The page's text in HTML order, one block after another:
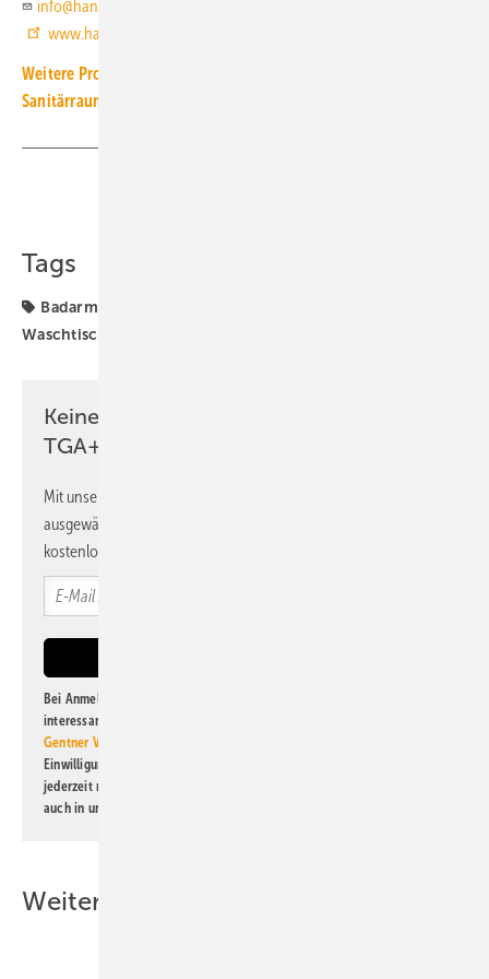
info@hansa.com
www.hansa.com
Weitere Produkt-Meldungen zum Thema Bad und öffentlicher
Sanitärraum
Tags
Badarmatur
Waschtischarmatur
Keine Zeit? Kein Problem mit dem
TGA+E Newsletter!
Mit unserem Newsletter erhalten Sie regelmäßig von uns
ausgewählte Informationen und Neuigkeiten, gebündelt und
kostenlos direkt ins Postfach.
Bei Anmeldung zu diesem Newsletter bin ich damit einverstanden, über
interessante Verlags- und Online-Angebote
Gentner Verlag GmbH & Co. KG
Einwilligung kann ich jederzeit widerrufen und eine Abmeldung ist
jederzeit möglich. Informationen zum Umgang mit Daten finden Sie
auch in unserer
Weitere Inhalte